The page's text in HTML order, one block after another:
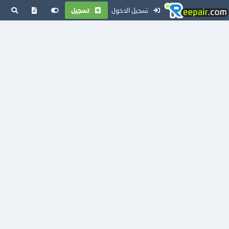
تسجيل الدخول تسجيل